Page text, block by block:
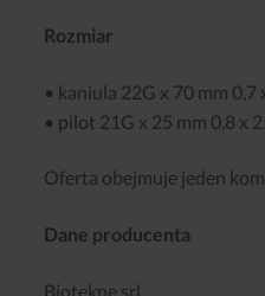
Rozmiar
• kaniula 22G x 70 mm
• pilot 21G x 25 mm 0,8 x
Oferta obejmuje jeden
Dane producenta
Biotekne srl